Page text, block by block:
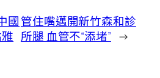
國管住嘴邁開新竹森和診
所腿 血管不“添堵” →